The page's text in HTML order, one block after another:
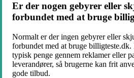
Er der nogen gebyrer eller
forbundet med at bruge
Normalt er der ingen gebyrer eller
forbundet med at bruge
typisk penge gennem reklamer eller
leverandører, så brugerne kan frit
gode tilbud.